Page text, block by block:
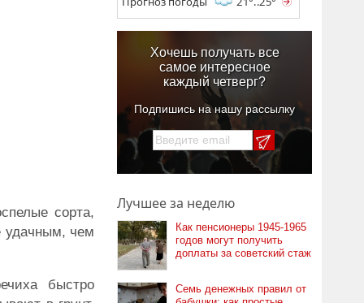
сорта,
удачным, чем
быстро
Хочешь получать все
самое интересное
каждый четверг?
Подпишись на нашу рассылку
Лучшее за неделю
Как пенсионеры 1945-1965
годов могут получить
доплаты за советский стаж
Семь денежных правил от